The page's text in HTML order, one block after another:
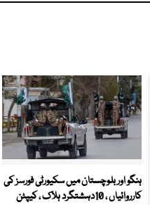
ہنگو اور بلوچستان میں سکیورٹی فورسز کی
کارروائیاں ، 10دہشتگرد ہلاک ، کیپٹن